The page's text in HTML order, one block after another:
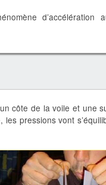
d’accélération
côte de la voile et une
les pressions vont